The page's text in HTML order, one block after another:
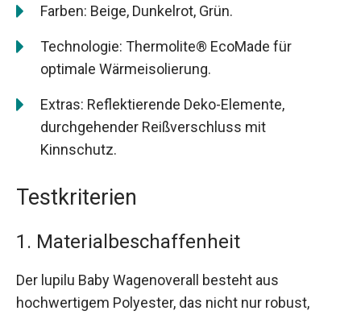
Farben: Beige, Dunkelrot, Grün.
Technologie: Thermolite® EcoMade für
optimale Wärmeisolierung.
Extras: Reflektierende Deko-Elemente,
durchgehender Reißverschluss mit
Kinnschutz.
Testkriterien
1. Materialbeschaffenheit
Der lupilu Baby Wagenoverall besteht aus
hochwertigem Polyester, das nicht nur robust,